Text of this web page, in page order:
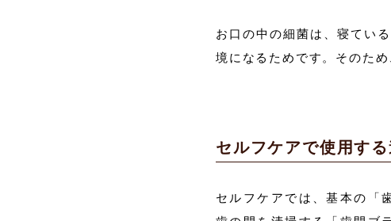
お口の中の細菌は、寝てい
境になるためです。そのた
セルフケアで使用する
セルフケアでは、基本の「